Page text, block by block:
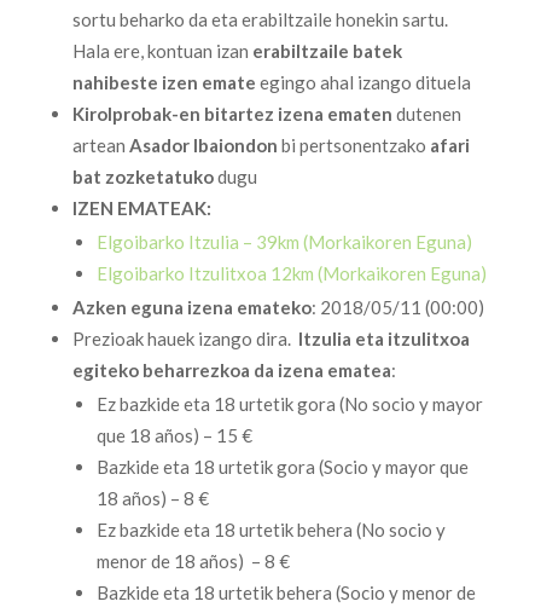
sortu beharko da eta erabiltzaile honekin sartu.
Hala ere, kontuan izan erabiltzaile batek
nahibeste izen emate egingo ahal izango dituela
Kirolprobak-en bitartez izena ematen dutenen
artean Asador Ibaiondon bi pertsonentzako afari
bat zozketatukodugu
IZEN EMATEAK:
Elgoibarko Itzulia – 39km (Morkaikoren Eguna)
Elgoibarko Itzulitxoa 12km (Morkaikoren Eguna)
Azken eguna izena emateko: 2018/05/11 (00:00)
Prezioak hauek izango dira. Itzulia eta itzulitxoa
egiteko beharrezkoa da izena ematea:
Ez bazkide eta 18 urtetik gora (No socio y mayor
que 18 años) – 15 €
Bazkide eta 18 urtetik gora (Socio y mayor que
18 años) – 8 €
Ez bazkide eta 18 urtetik behera (No socio y
menor de 18 años) – 8 €
Bazkide eta 18 urtetik behera (Socio y menor de